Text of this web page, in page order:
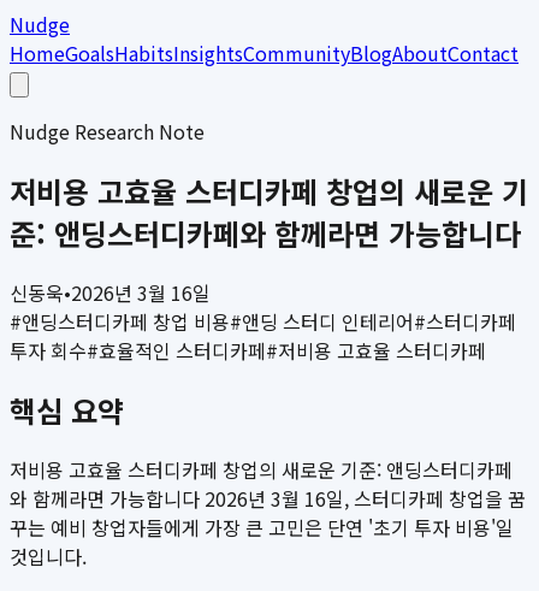
Nudge
HomeGoalsHabitsInsightsCommunityBlogAboutContact
Nudge Research Note
저비용 고효율 스터디카페 창업의 새로운 기
준: 앤딩스터디카페와 함께라면 가능합니다
신동욱•2026년 3월 16일
#앤딩스터디카페 창업 비용#앤딩 스터디 인테리어#스터디카페
투자 회수#효율적인 스터디카페#저비용 고효율 스터디카페
핵심 요약
저비용 고효율 스터디카페 창업의 새로운 기준: 앤딩스터디카페
와 함께라면 가능합니다 2026년 3월 16일, 스터디카페 창업을 꿈
꾸는 예비 창업자들에게 가장 큰 고민은 단연 '초기 투자 비용'일
것입니다.